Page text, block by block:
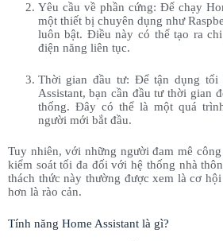
Yêu cầu về phần cứng: Để chạy
một thiết bị chuyên dụng như
luôn bật. Điều này có thể tạo ra
điện năng liên tục.
Thời gian đầu tư: Để tận dụng tối
Assistant, bạn cần đầu tư thời gian
thống. Đây có thể là một quá
người mới bắt đầu.
Tuy nhiên, với những người đam mê
kiểm soát tối đa đối với hệ thống nhà
thách thức này thường được xem là cơ
hơn là rào cản.
Tính năng Home Assistant là gì?